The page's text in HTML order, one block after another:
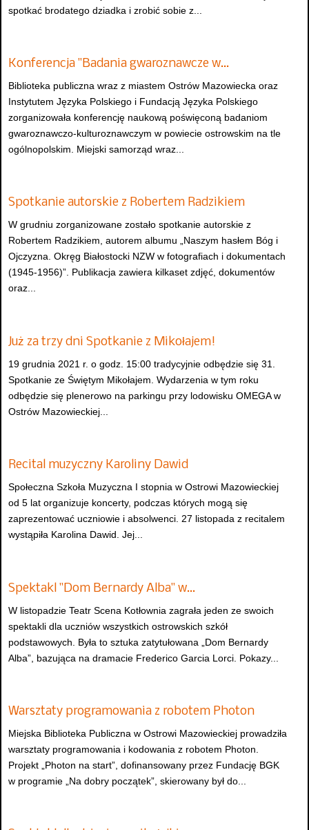
spotkać brodatego dziadka i zrobić sobie z...
Konferencja "Badania gwaroznawcze w…
Biblioteka publiczna wraz z miastem Ostrów Mazowiecka oraz
Instytutem Języka Polskiego i Fundacją Języka Polskiego
zorganizowała konferencję naukową poświęconą badaniom
gwaroznawczo-kulturoznawczym w powiecie ostrowskim na tle
ogólnopolskim. Miejski samorząd wraz...
Spotkanie autorskie z Robertem Radzikiem
W grudniu zorganizowane zostało spotkanie autorskie z
Robertem Radzikiem, autorem albumu „Naszym hasłem Bóg i
Ojczyzna. Okręg Białostocki NZW w fotografiach i dokumentach
(1945-1956)”. Publikacja zawiera kilkaset zdjęć, dokumentów
oraz...
Już za trzy dni Spotkanie z Mikołajem!
19 grudnia 2021 r. o godz. 15:00 tradycyjnie odbędzie się 31.
Spotkanie ze Świętym Mikołajem. Wydarzenia w tym roku
odbędzie się plenerowo na parkingu przy lodowisku OMEGA w
Ostrów Mazowieckiej...
Recital muzyczny Karoliny Dawid
Społeczna Szkoła Muzyczna I stopnia w Ostrowi Mazowieckiej
od 5 lat organizuje koncerty, podczas których mogą się
zaprezentować uczniowie i absolwenci. 27 listopada z recitalem
wystąpiła Karolina Dawid. Jej...
Spektakl "Dom Bernardy Alba" w…
W listopadzie Teatr Scena Kotłownia zagrała jeden ze swoich
spektakli dla uczniów wszystkich ostrowskich szkół
podstawowych. Była to sztuka zatytułowana „Dom Bernardy
Alba”, bazująca na dramacie Frederico Garcia Lorci. Pokazy...
Warsztaty programowania z robotem Photon
Miejska Biblioteka Publiczna w Ostrowi Mazowieckiej prowadziła
warsztaty programowania i kodowania z robotem Photon.
Projekt „Photon na start”, dofinansowany przez Fundację BGK
w programie „Na dobry początek”, skierowany był do...